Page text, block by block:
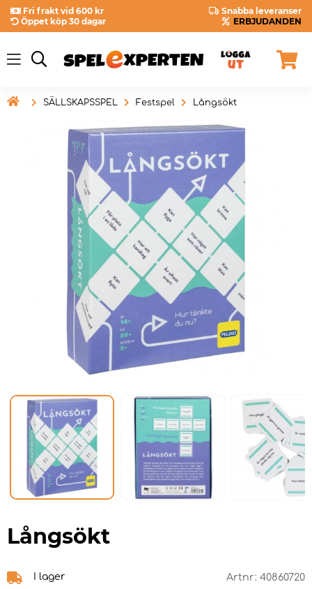
Fri frakt vid 600 kr
Snabba leveranser
Öppet köp 30 dagar
ERBJUDANDEN
 SÄLLSKAPSSPEL Festspel Långsökt
Långsökt
I lager Artnr: 40860720